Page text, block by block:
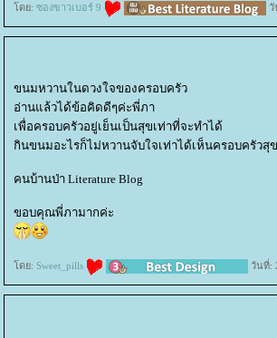
ดย: ซองขาวเบอร์ 9 วั
ขนมหวานในดวงใจของครอบครัว
อ่านแล้วได้ข้อคิดดีๆค่ะพี่ภา
เพื่อครอบครัวอยู่เย็นเป็นสุขเท่าที่จะทำได้
กินขนมอะไรก็ไม่หวานจับใจเท่าได้เห็นครอบครัว
คนบ้านป่า Literature Blog
ขอบคุณพี่ภามากค่ะ
ดย: Sweet_pills วันที่: